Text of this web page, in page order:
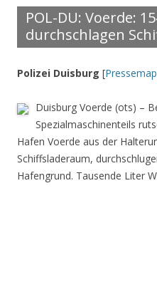
POL-DU: Voerde:
durchschlagen
Polizei Duisburg [
Duisburg Voerde (ots) –
Spezialmaschinenteils
Hafen Voerde aus der
Schiffsladeraum,
Hafengrund. Tausende Liter